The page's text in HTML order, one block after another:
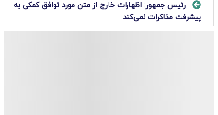
رئیس جمهور: اظهارات خارج از متن مورد توافق کمکی به
پیشرفت مذاکرات نمی‌کند